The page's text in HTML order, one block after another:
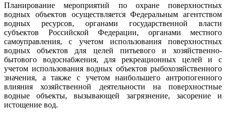
Планирование мероприятий по охране поверхностных
водных объектов осуществляется Федеральным агентством
водных ресурсов, органами государственной власти
субъектов Российской Федерации, органами местного
самоуправления, с учетом использования поверхностных
водных объектов для целей питьевого и хозяйственно-
бытового водоснабжения, для рекреационных целей и с
учетом использования водных объектов рыбохозяйственного
значения, а также с учетом наибольшего антропогенного
влияния хозяйственной деятельности на поверхностные
водные объекты, вызывающей загрязнение, засорение и
истощение вод.